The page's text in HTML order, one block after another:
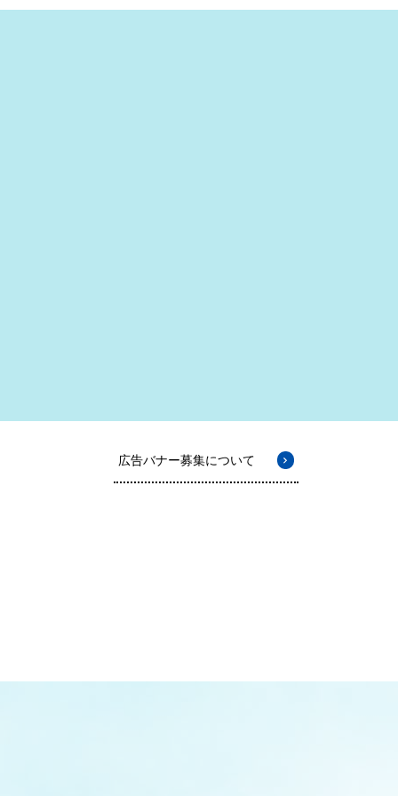
広告バナー募集について